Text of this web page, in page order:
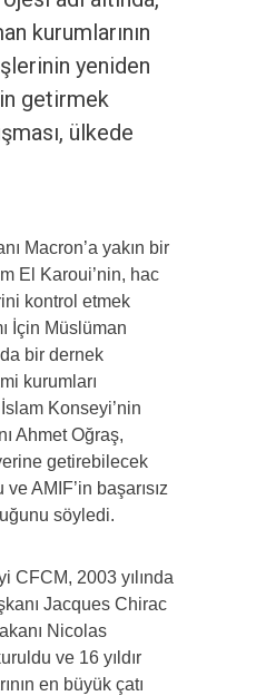
kurumlarının
yeniden
getirmek
ülkede
Macron’a yakın bir
El Karoui’nin, hac
kontrol etmek
İçin Müslüman
bir dernek
kurumları
Konseyi’nin
Ahmet Oğraş,
getirebilecek
AMIF’in başarısız
söyledi.
CFCM, 2003 yılında
Jacques Chirac
Nicolas
ve 16 yıldır
en büyük çatı